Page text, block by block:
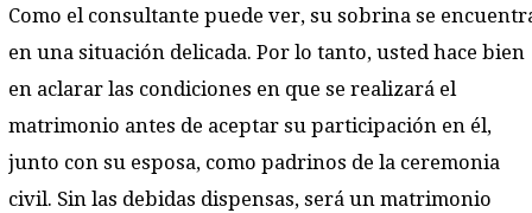
Como el consultante puede ver, su sobrina se
en una situación delicada. Por lo tanto, usted hace bien
en aclarar las condiciones en que se realizará el
matrimonio antes de aceptar su participación en él,
junto con su esposa, como padrinos de la ceremonia
civil. Sin las debidas dispensas, será un matrimonio